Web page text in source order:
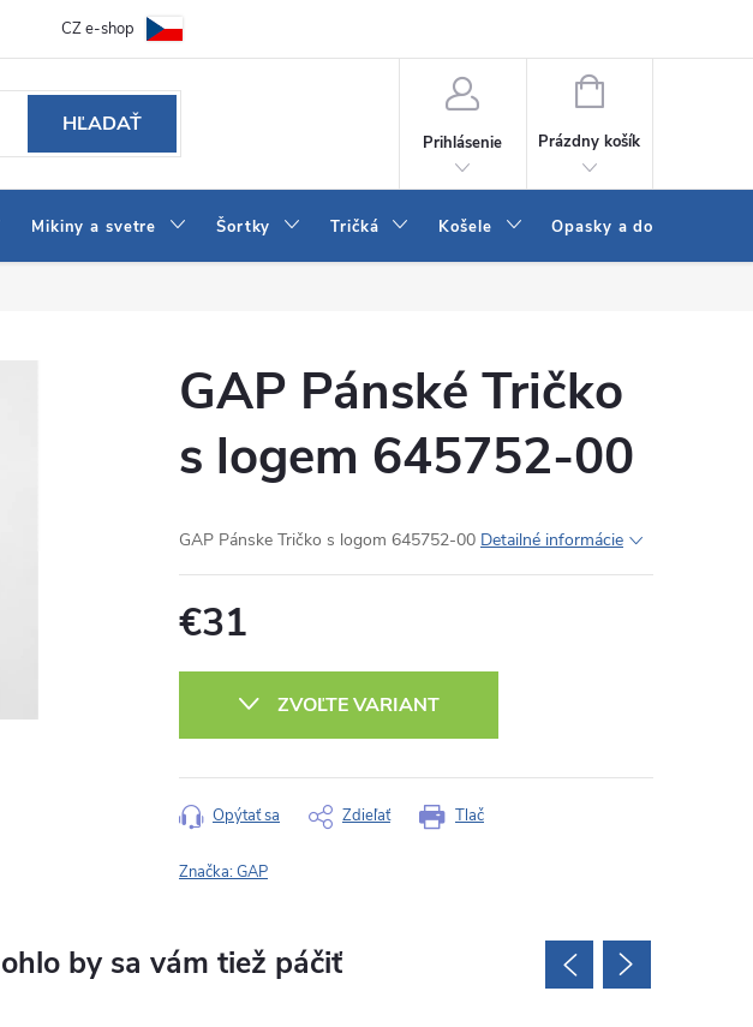
Ako vybrať džínsy Wrangler a LEE
CZ e-shop
HĽADAŤ
Prihlásenie
NÁKUPNÝ
Prázdny košík
Mikiny a svetre Šortky Tričká Košele Opasky a doplnky
GAP Pánské Tričko
s logem 645752-00
GAP Pánske Tričko s logom 645752-00 Detailné informácie
€31
ZVOĽTE VARIANT
Tlač
Opýtať sa Zdieľať
Značka:GAP